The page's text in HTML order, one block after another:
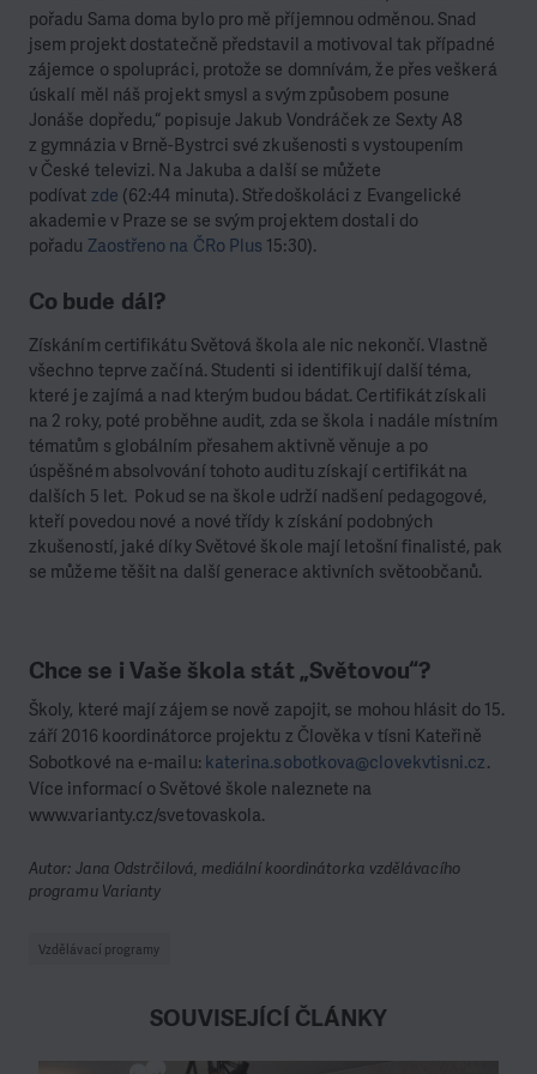
pořadu Sama doma bylo pro mě příjemnou odměnou. Snad
jsem projekt dostatečně představil a motivoval tak případné
zájemce o spolupráci, protože se domnívám, že přes veškerá
úskalí měl náš projekt smysl a svým způsobem posune
Jonáše dopředu,“ popisuje Jakub Vondráček ze Sexty A8
z gymnázia v Brně-Bystrci své zkušenosti s vystoupením
v České televizi. Na Jakuba a další se můžete
podívat zde (62:44 minuta). Středoškoláci z Evangelické
akademie v Praze se se svým projektem dostali do
pořadu Zaostřeno na ČRo Plus 15:30).
Co bude dál?
Získáním certifikátu Světová škola ale nic nekončí. Vlastně
všechno teprve začíná. Studenti si identifikují další téma,
které je zajímá a nad kterým budou bádat. Certifikát získali
na 2 roky, poté proběhne audit, zda se škola i nadále místním
tématům s globálním přesahem aktivně věnuje a po
úspěšném absolvování tohoto auditu získají certifikát na
dalších 5 let. Pokud se na škole udrží nadšení pedagogové,
kteří povedou nové a nové třídy k získání podobných
zkušeností, jaké díky Světové škole mají letošní finalisté, pak
se můžeme těšit na další generace aktivních světoobčanů.
Chce se i Vaše škola stát „Světovou“?
Školy, které mají zájem se nově zapojit, se mohou hlásit do 15.
září 2016 koordinátorce projektu z Člověka v tísni Kateřině
Sobotkové na e-mailu: katerina.sobotkova@clovekvtisni.cz.
Více informací o Světové škole naleznete na
www.varianty.cz/svetovaskola.
Autor: Jana Odstrčilová, mediální koordinátorka vzdělávacího
programu Varianty
Vzdělávací programy
SOUVISEJÍCÍ ČLÁNKY